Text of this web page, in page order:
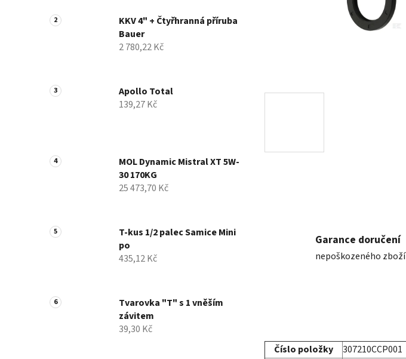
n
n
e
KKV 4" + Čtyřhranná příruba
Bauer
2 780,22 Kč
Apollo Total
139,27 Kč
MOL Dynamic Mistral XT 5W-
30 170KG
25 473,70 Kč
T-kus 1/2 palec Samice Mini
po
435,12 Kč
Tvarovka "T" s 1 vněším
závitem
39,30 Kč
Garance doručení
nepoškozeného zboží
Číslo položky
307210CCP001